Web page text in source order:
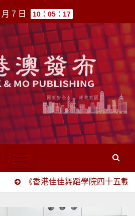
7 日 10：05：17
佳佳舞蹈學院四十五載頌》(四六駢